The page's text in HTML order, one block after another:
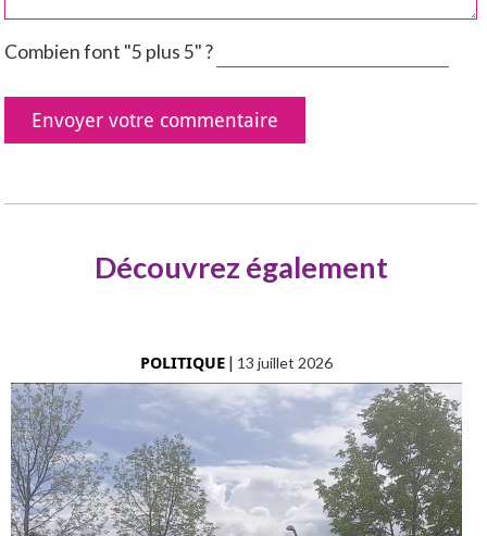
Combien font "5 plus 5" ?
Découvrez également
POLITIQUE| 13 juillet 2026